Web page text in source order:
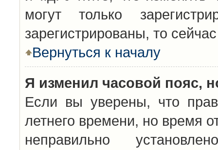
могут только
зарегистрированы, то
Вернуться к началу
Я изменил часовой пояс,
Если вы уверены, что
летнего времени, но время
неправильно